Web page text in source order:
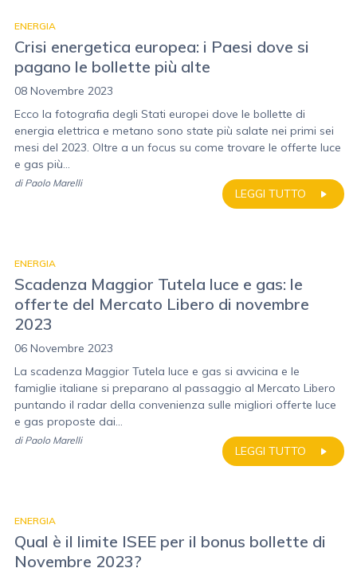
ENERGIA
Crisi energetica europea: i Paesi dove si
pagano le bollette più alte
08 Novembre 2023
Ecco la fotografia degli Stati europei dove le bollette di
energia elettrica e metano sono state più salate nei primi sei
mesi del 2023. Oltre a un focus su come trovare le offerte luce
e gas più...
LEGGI TUTTO
di Paolo Marelli
ENERGIA
Scadenza Maggior Tutela luce e gas: le
offerte del Mercato Libero di novembre
2023
06 Novembre 2023
La scadenza Maggior Tutela luce e gas si avvicina e le
famiglie italiane si preparano al passaggio al Mercato Libero
puntando il radar della convenienza sulle migliori offerte luce
e gas proposte dai...
LEGGI TUTTO
di Paolo Marelli
ENERGIA
Qual è il limite ISEE per il bonus bollette di
Novembre 2023?